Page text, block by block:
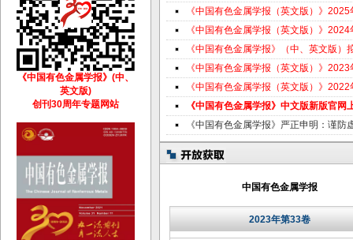
《中国有色金属学报（英文版）》
《中国有色金属学报（英文版）》
《中国有色金属学报》（中、英文版
《中国有色金属学报（英文版）》
《中国有色金属学报（英文版）》
《中国有色金属学报》中文版新版官网
《中国有色金属学报》严正申明：谨防
中国有色金属学报
2023年第33卷
《中国有色金属学报》(中、
英文版)
创刊30周年专题网站